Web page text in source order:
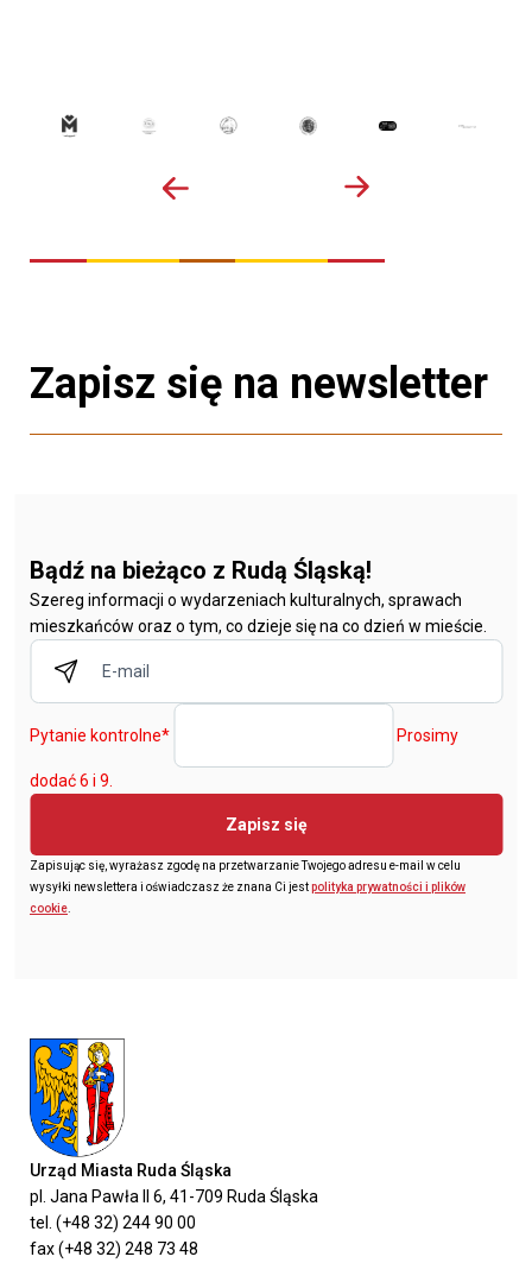
Zapisz się na newsletter
Bądź na bieżąco z Rudą Śląską!
Szereg informacji o wydarzeniach kulturalnych, sprawach
mieszkańców oraz o tym, co dzieje się na co dzień w mieście.
Pytanie kontrolne* Prosimy
dodać 6 i 9.
Zapisz się
Zapisując się, wyrażasz zgodę na przetwarzanie Twojego adresu e-mail w celu
wysyłki newslettera i oświadczasz że znana Ci jestpolityka prywatności i plików
cookie
Urząd Miasta Ruda Śląska
pl. Jana Pawła II 6, 41-709 Ruda Śląska
tel. (+48 32) 244 90 00
fax (+48 32) 248 73 48